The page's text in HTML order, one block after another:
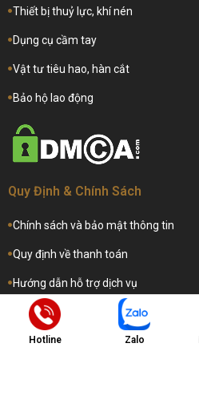
Thiết bị thuỷ lực, khí nén
Dụng cụ cầm tay
Vật tư tiêu hao, hàn cắt
Bảo hộ lao động
Quy Định & Chính Sách
Chính sách và bảo mật thông tin
Quy định về thanh toán
Hướng dẫn hỗ trợ dịch vụ
Hướng dẫn gia hạn dịch vụ
Hotline Zalo